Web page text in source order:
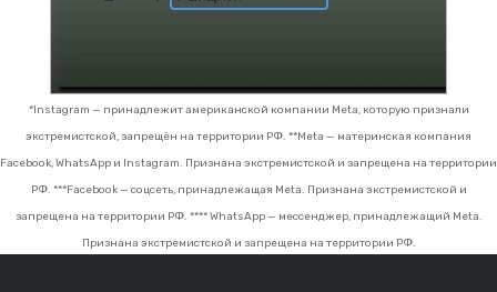
*Instagram — принадлежит американской компании Meta, которую признали
экстремистской, запрещён на территории РФ. **Meta — материнская компания
Facebook, WhatsApp и Instagram. Признана экстремистской и запрещена на территории
РФ. ***Facebook — соцсеть, принадлежащая Meta. Признана экстремистской и
запрещена на территории РФ. **** WhatsApp — мессенджер, принадлежащий Meta.
Признана экстремистской и запрещена на территории РФ.